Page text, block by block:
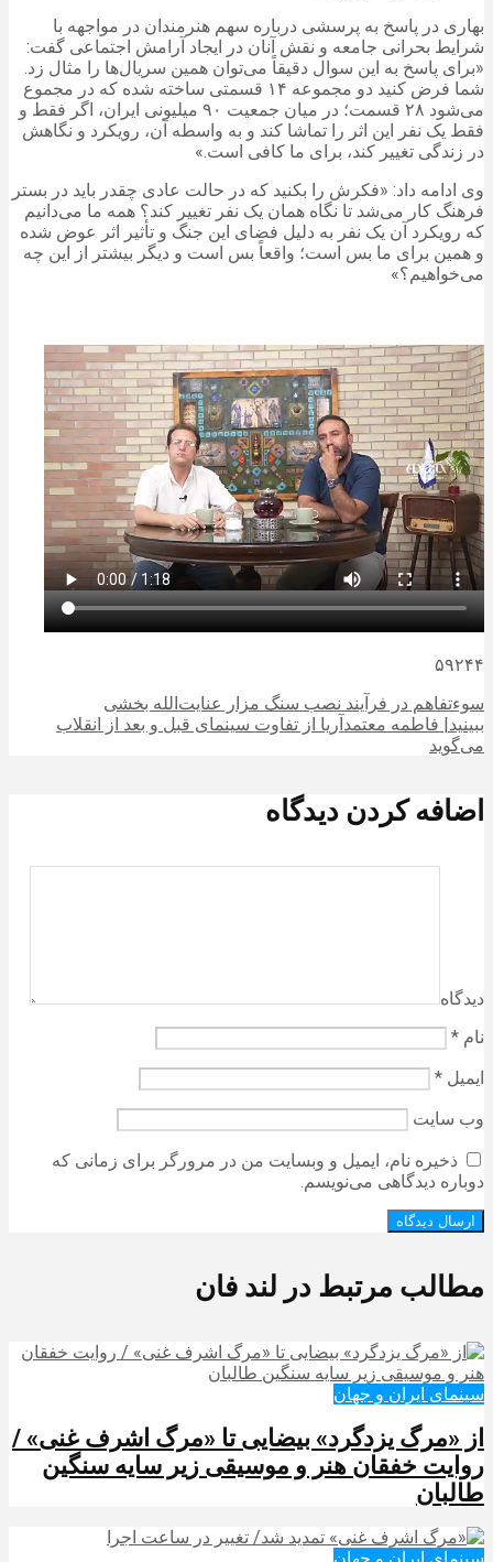
بهاری در پاسخ به پرسشی درباره سهم هنرمندان در مواجهه با
شرایط بحرانی جامعه و نقش آنان در ایجاد آرامش اجتماعی گفت:
«برای پاسخ به این سوال دقیقاً می‌توان همین سریال‌ها را مثال زد.
شما فرض کنید دو مجموعه ۱۴ قسمتی ساخته شده که در مجموع
می‌شود ۲۸ قسمت؛ در میان جمعیت ۹۰ میلیونی ایران، اگر فقط و
فقط یک نفر این اثر را تماشا کند و به واسطه آن، رویکرد و نگاهش
در زندگی تغییر کند، برای ما کافی است.»
وی ادامه داد: «فکرش را بکنید که در حالت عادی چقدر باید در بستر
فرهنگ کار می‌شد تا نگاه همان یک نفر تغییر کند؟ همه ما می‌دانیم
که رویکرد آن یک نفر به دلیل فضای این جنگ و تأثیر اثر عوض شده
و همین برای ما بس است؛ واقعاً بس است و دیگر بیشتر از این چه
می‌خواهیم؟»
۵۹۲۴۴
سوءتفاهم در فرآیند نصب سنگ مزار عنایت‌الله بخشی
ببینید| فاطمه معتمدآریا از تفاوت سینمای قبل و بعد از انقلاب
می‌گوید
اضافه کردن دیدگاه
دیدگاه
نام *
ایمیل *
وب‌ سایت
ذخیره نام، ایمیل و وبسایت من در مرورگر برای زمانی که
دوباره دیدگاهی می‌نویسم.
مطالب مرتبط در لند فان
سینمای ایران و جهان
از «مرگ یزدگرد» بیضایی تا «مرگ اشرف غنی» /
روایت خفقان هنر و موسیقی زیر سایه سنگین
طالبان